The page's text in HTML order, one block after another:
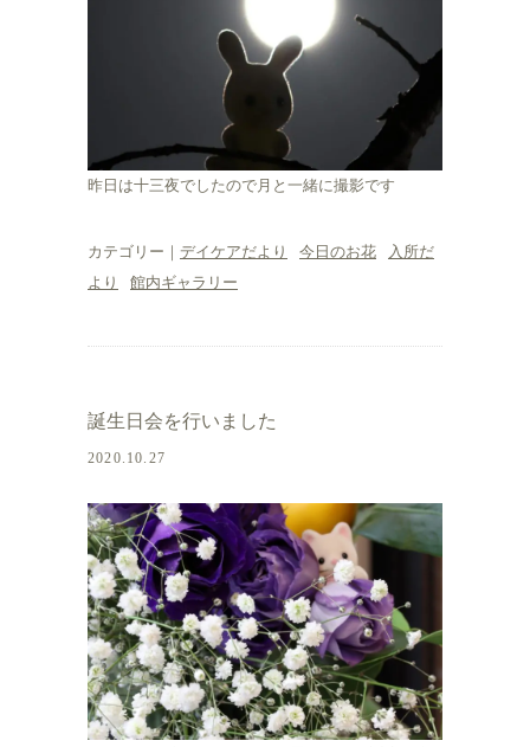
昨日は十三夜でしたので月と一緒に撮影です
カテゴリー｜ デイケアだより 今日のお花
入所だ
より
館内ギャラリー
誕生日会を行いました
2020.10.27